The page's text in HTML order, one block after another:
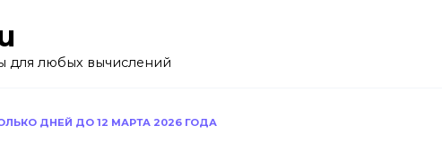
для любых вычислений
ДНЕЙ ДО 12 МАРТА 2026 ГОДА